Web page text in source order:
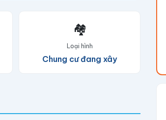
🏘️
Loại hình
Chung cư đang xây